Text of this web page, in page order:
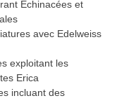
Echinacées et
avec Edelweiss
exploitant les
Erica
incluant des